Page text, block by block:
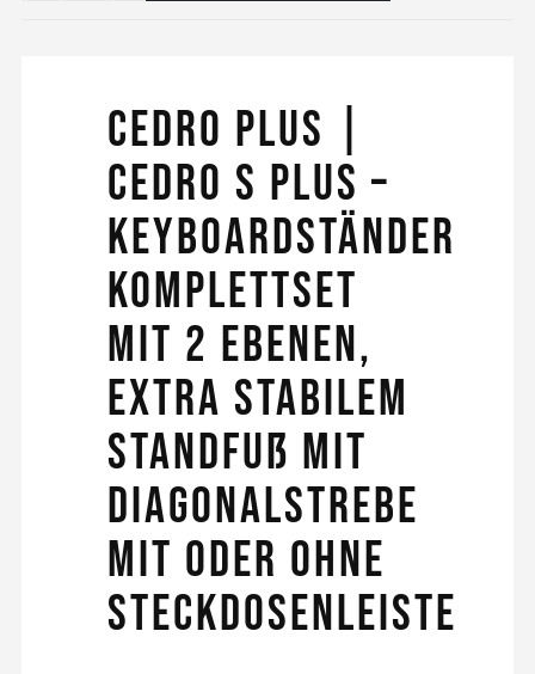
Cedro Plus |
Cedro S Plus –
Keyboardständer
Komplettset
mit 2 Ebenen,
extra stabilem
Standfuß mit
Diagonalstrebe
mit oder ohne
Steckdosenleiste